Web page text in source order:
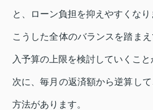
と、ローン負担を抑えやすくなり
こうした全体のバランスを踏ま
入予算の上限を検討していくこと
次に、毎月の返済額から逆算し
方法があります。